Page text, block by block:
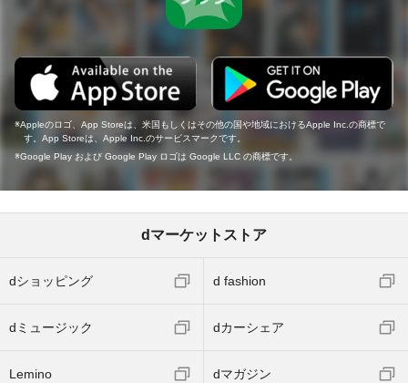
Appleのロゴ、App Storeは、米国もしくはその他の国や地域におけるApple Inc.の商標で
す。App Storeは、Apple Inc.のサービスマークです。
Google Play および Google Play ロゴは Google LLC の商標です。
dマーケットストア
dショッピング d fashion
dミュージック dカーシェア
Lemino dマガジン